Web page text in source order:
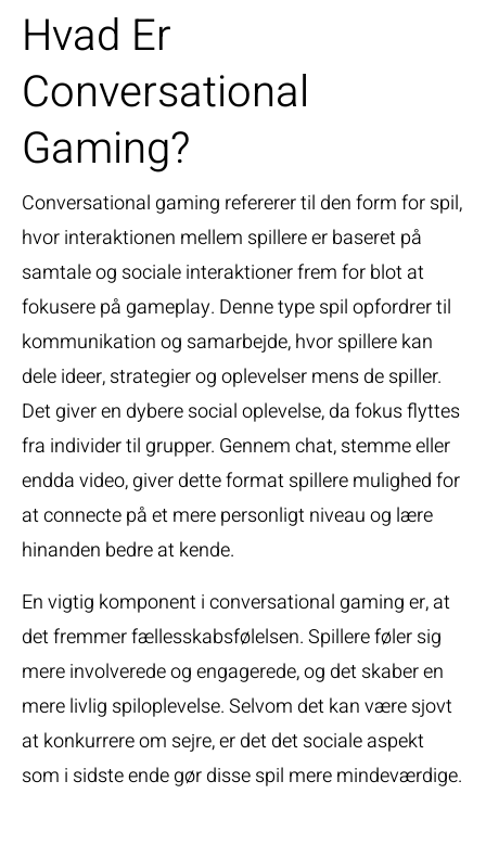
Hvad Er
Conversational
Gaming?
Conversational gaming refererer til den form for spil,
hvor interaktionen mellem spillere er baseret på
samtale og sociale interaktioner frem for blot at
fokusere på gameplay. Denne type spil opfordrer til
kommunikation og samarbejde, hvor spillere kan
dele ideer, strategier og oplevelser mens de spiller.
Det giver en dybere social oplevelse, da fokus flyttes
fra individer til grupper. Gennem chat, stemme eller
endda video, giver dette format spillere mulighed for
at connecte på et mere personligt niveau og lære
hinanden bedre at kende.
En vigtig komponent i conversational gaming er, at
det fremmer fællesskabsfølelsen. Spillere føler sig
mere involverede og engagerede, og det skaber en
mere livlig spiloplevelse. Selvom det kan være sjovt
at konkurrere om sejre, er det det sociale aspekt
som i sidste ende gør disse spil mere mindeværdige.